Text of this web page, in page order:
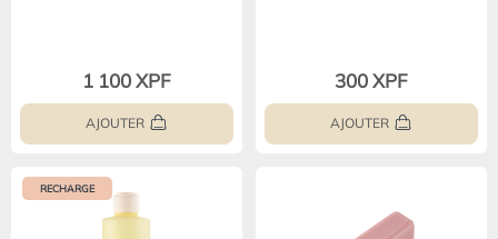
1 100 XPF
AJOUTER
300 XPF
AJOUTER
RECHARGE